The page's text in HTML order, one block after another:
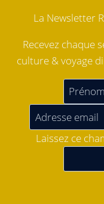
La Newsletter
Recevez chaque
culture & voyage
Laissez ce